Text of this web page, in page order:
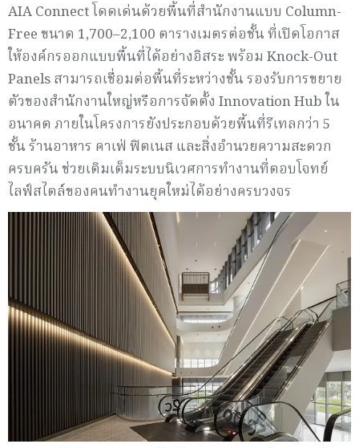
AIA Connect โดดเด่นด้วยพื้นที่สำนักงานแบบ Column-
Free ขนาด 1,700–2,100 ตารางเมตรต่อชั้น ที่เปิดโอกาส
ให้องค์กรออกแบบพื้นที่ได้อย่างอิสระ พร้อม Knock-Out
Panels สามารถเชื่อมต่อพื้นที่ระหว่างชั้น รองรับการขยาย
ตัวของสำนักงานใหญ่หรือการจัดตั้ง Innovation Hub ใน
อนาคต ภายในโครงการยังประกอบด้วยพื้นที่รีเทลกว่า 5
ชั้น ร้านอาหาร คาเฟ่ ฟิตเนส และสิ่งอำนวยความสะดวก
ครบครัน ช่วยเติมเต็มระบบนิเวศการทำงานที่ตอบโจทย์
ไลฟ์สไตล์ของคนทำงานยุคใหม่ได้อย่างครบวงจร